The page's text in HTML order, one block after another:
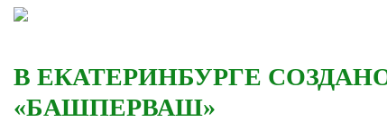
В ЕКАТЕРИНБУРГЕ
«БАШПЕРВАШ»